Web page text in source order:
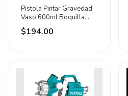
Pistola Pintar Gravedad
Vaso 600ml Boquilla
1.5mm 4182 Lion
$194.00